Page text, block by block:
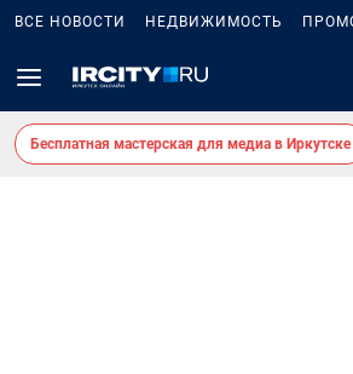
ВСЕ НОВОСТИ НЕДВИЖИМОСТЬ
Бесплатная мастерская для медиа в Иркутске